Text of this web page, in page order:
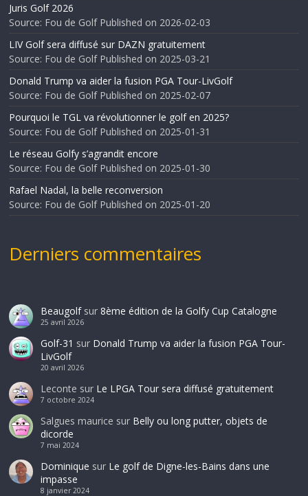
Juris Golf 2026
Source: Fou de Golf Published on 2026-02-03
LIV Golf sera diffusé sur DAZN gratuitement
Source: Fou de Golf Published on 2025-03-21
Donald Trump va aider la fusion PGA Tour-LivGolf
Source: Fou de Golf Published on 2025-02-07
Pourquoi le TGL va révolutionner le golf en 2025?
Source: Fou de Golf Published on 2025-01-31
Le réseau Golfy s’agrandit encore
Source: Fou de Golf Published on 2025-01-30
Rafael Nadal, la belle reconversion
Source: Fou de Golf Published on 2025-01-20
Derniers commentaires
Beaugolfsur 8ème édition de la Golfy Cup Catalogne
25 avril 2026
Golf-31 sur Donald Trump va aider la fusion PGA Tour-
LivGolf
20 avril 2026
Leconte sur Le LPGA Tour sera diffusé gratuitement
7 octobre 2024
Salgues maurice sur Belly ou long putter, objets de
dicorde
7 mai 2024
Dominique sur Le golf de Digne-les-Bains dans une
impasse
8 janvier 2024